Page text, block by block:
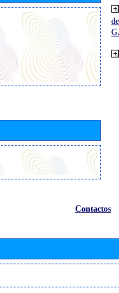
Contactos